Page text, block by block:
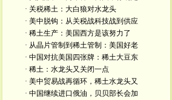
· 关税稀土：大白狼对水龙头
· 美中脱钩：从关税战科技战到供应
· 稀土生产：美国西方是该努力了
· 从晶片管制到稀土管制：美国好老
· 中国对抗美国四张牌：稀土大豆东
· 稀土：水龙头又关闭一点
· 美中贸易战再循环，稀土水龙头又
· 中国继续进口俄油，贝贝部长会加